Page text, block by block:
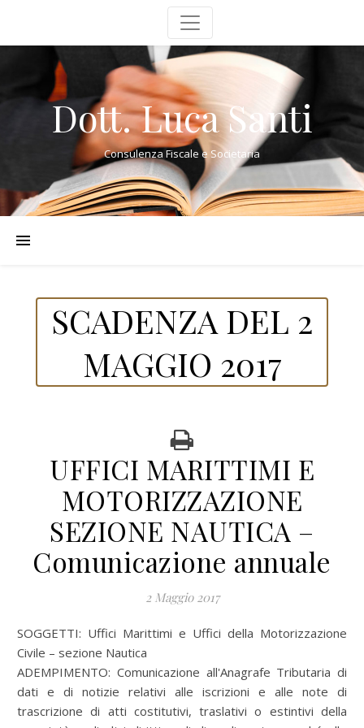
Dott. Luca Santi
Consulenza Fiscale e Societaria
SCADENZA DEL 2
MAGGIO 2017
UFFICI MARITTIMI E
MOTORIZZAZIONE
SEZIONE NAUTICA –
Comunicazione annuale
2 Maggio 2017
SOGGETTI: Uffici Marittimi e Uffici della Motorizzazione
Civile – sezione Nautica
ADEMPIMENTO: Comunicazione all'Anagrafe Tributaria di
dati e di notizie relativi alle iscrizioni e alle note di
trascrizione di atti costitutivi, traslativi o estintivi della